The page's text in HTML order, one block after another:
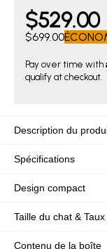
Current price
$529.00
$699.00
Pay over time with
qualify at checkout.
Description du
Spécifications
Design compact
Taille du chat &
Contenu de la boîte